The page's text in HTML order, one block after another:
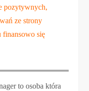
pozytywnych,
ze strony
finansowo się
to osoba która